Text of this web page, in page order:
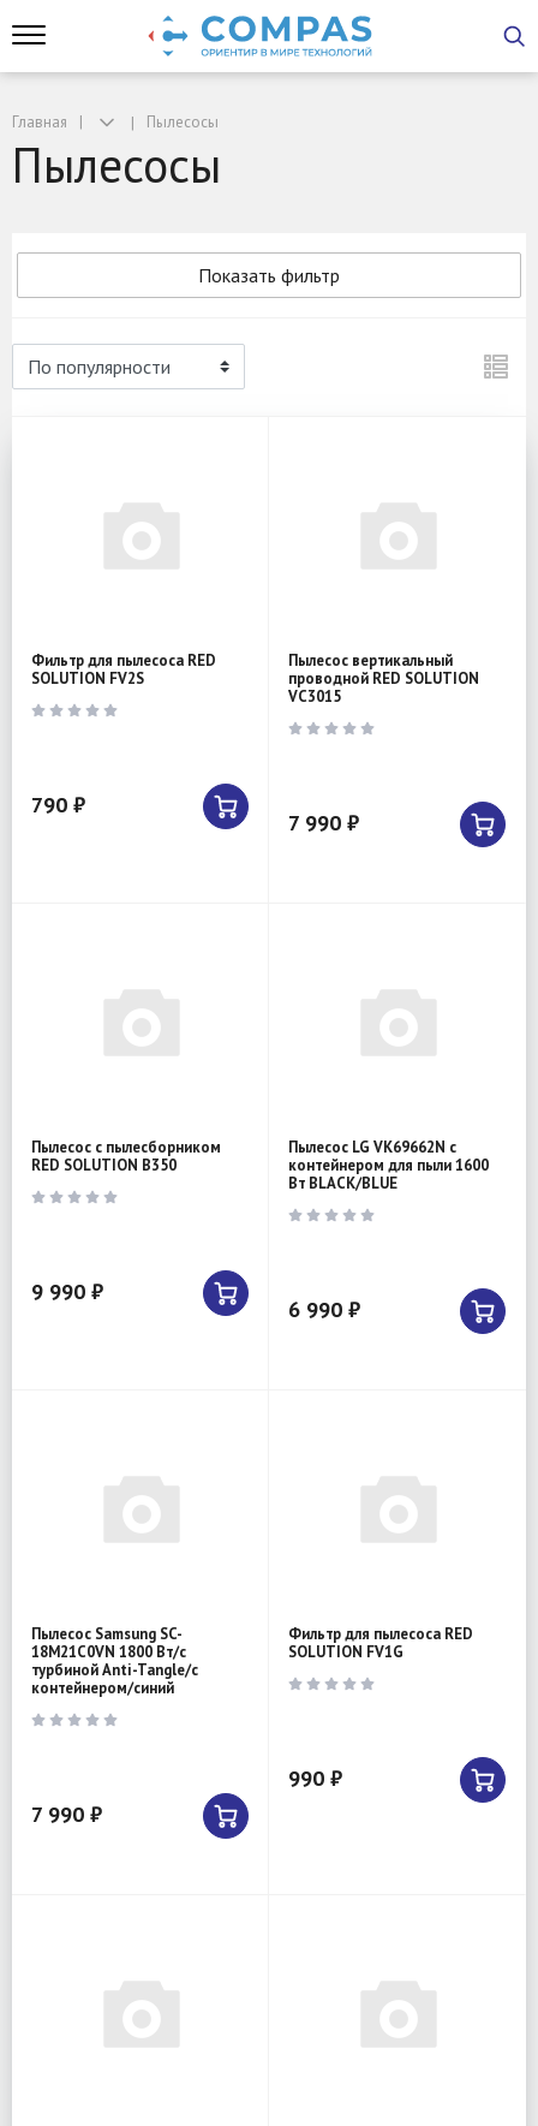
Главная Пылесосы
Пылесосы
Показать фильтр
Фильтр для пылесоса RED
SOLUTION FV2S
790 ₽
Пылесос вертикальный
проводной RED SOLUTION
VC3015
7 990 ₽
Пылесос с пылесборником
RED SOLUTION B350
9 990 ₽
Пылесос LG VK69662N с
контейнером для пыли 1600
Вт BLACK/BLUE
6 990 ₽
Пылесос Samsung SC-
18M21C0VN 1800 Вт/с
турбиной Anti-Tangle/с
контейнером/синий
7 990 ₽
Фильтр для пылесоса RED
SOLUTION FV1G
990 ₽